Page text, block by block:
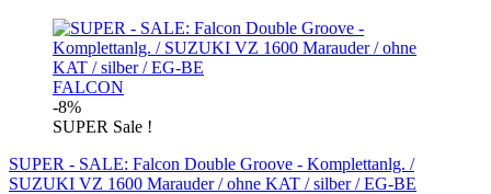
FALCON
-8%
SUPER Sale !
SUPER - SALE: Falcon Double Groove - Komplettanlg. /
SUZUKI VZ 1600 Marauder / ohne KAT / silber / EG-BE